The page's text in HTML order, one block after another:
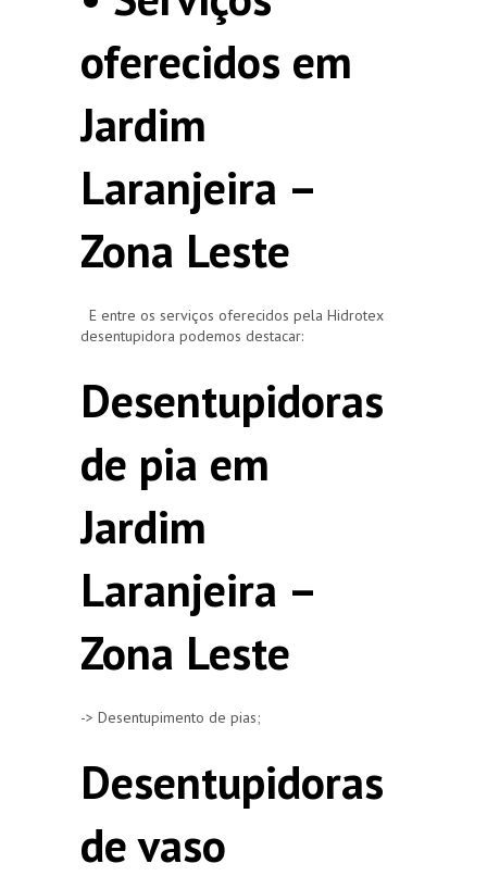
oferecidos em
Jardim
Laranjeira –
Zona Leste
E entre os serviços oferecidos pela Hidrotex
desentupidora podemos destacar:
Desentupidoras
de pia em
Jardim
Laranjeira –
Zona Leste
-> Desentupimento de pias;
Desentupidoras
de vaso